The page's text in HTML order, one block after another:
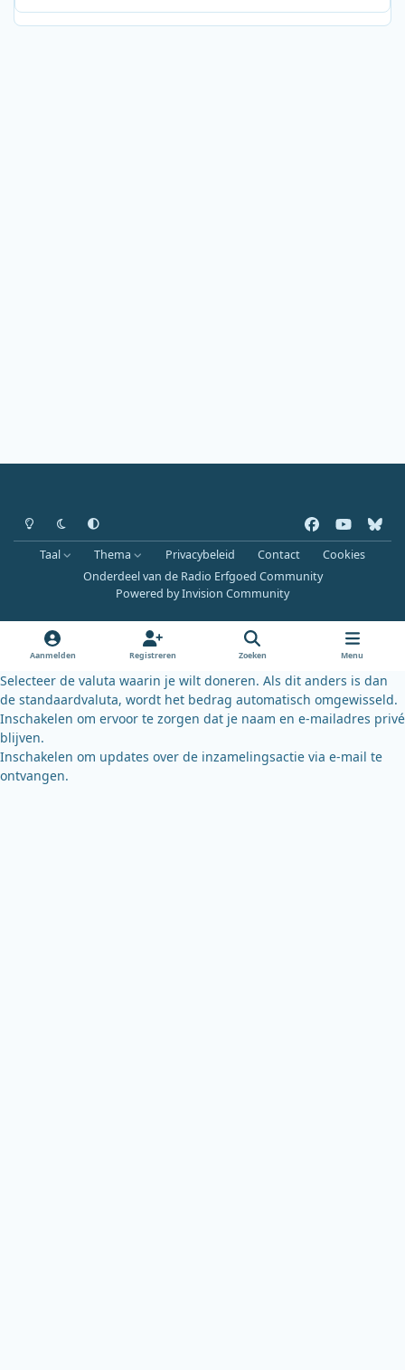
Heldere modus
Donkere modus
Systeemvoorkeur
a
c
e
o
k
o
u
b
b
l
u
k
y
Taal Thema Privacybeleid Contact
Cookies
Onderdeel van de Radio Erfgoed Community
Powered byInvision Community
Aanmelden Registreren Zoeken Menu
Selecteer de valuta waarin je wilt doneren. Als dit anders is dan
de standaardvaluta, wordt het bedrag automatisch omgewisseld.
Inschakelen om ervoor te zorgen dat je naam en e-mailadres privé
blijven.
Inschakelen om updates over de inzamelingsactie via e-mail te
ontvangen.